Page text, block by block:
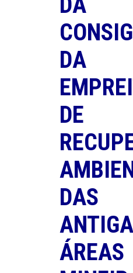
DA
DE
DAS
ÁREAS